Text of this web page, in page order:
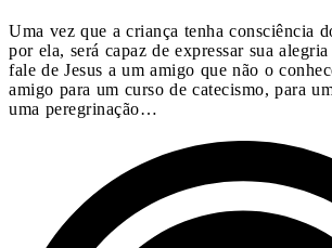
Uma vez que a criança tenha consciência
por ela, será capaz de expressar sua
fale de Jesus a um amigo que não o
amigo para um curso de catecismo, para
uma peregrinação…